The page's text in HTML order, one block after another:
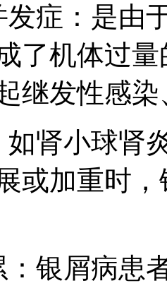
发症：是由
了机体过
继发性感
如肾小球肾
或加重时
银屑病患